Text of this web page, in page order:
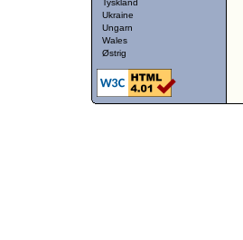
Tyskland
Ukraine
Ungarn
Wales
Østrig